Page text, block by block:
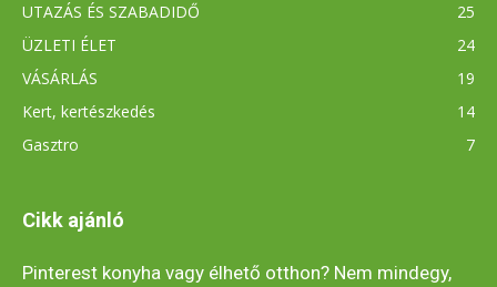
UTAZÁS ÉS SZABADIDŐ
25
ÜZLETI ÉLET
24
VÁSÁRLÁS
19
Kert, kertészkedés
14
Gasztro
7
Cikk ajánló
Pinterest konyha vagy élhető otthon? Nem mindegy,